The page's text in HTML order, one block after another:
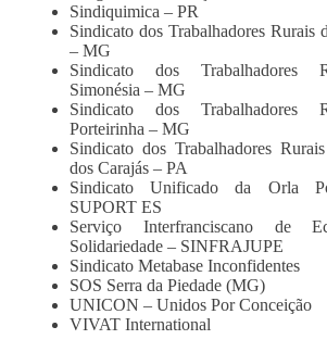
Sindiquimica – PR
Sindicato dos Trabalhadores Rurais
– MG
Sindicato dos Trabalhadores
Simonésia – MG
Sindicato dos Trabalhadores
Porteirinha – MG
Sindicato dos Trabalhadores
dos Carajás – PA
Sindicato Unificado da Orla
SUPORT ES
Serviço Interfranciscano de
Solidariedade – SINFRAJUPE
Sindicato Metabase Inconfidentes
SOS Serra da Piedade (MG)
UNICON – Unidos Por Conceição
VIVAT International